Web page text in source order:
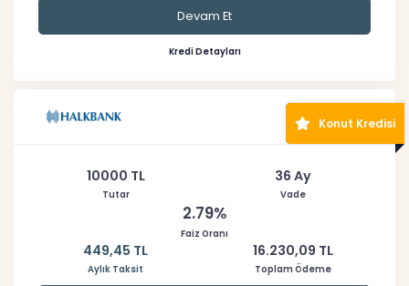
Devam Et
Kredi Detayları
Konut Kredisi
10000 TL
Tutar
36 Ay
Vade
2.79%
Faiz Oranı
449,45 TL
Aylık Taksit
16.230,09 TL
Toplam Ödeme